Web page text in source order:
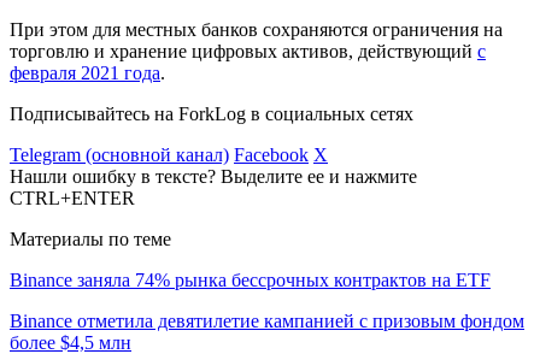
При этом для местных банков сохраняются ограничения на
торговлю и хранение цифровых активов, действующий с
февраля 2021 года.
Подписывайтесь на ForkLog в социальных сетях
Telegram (основной канал) Facebook X
Нашли ошибку в тексте? Выделите ее и нажмите
CTRL+ENTER
Материалы по теме
Binance заняла 74% рынка бессрочных контрактов на ETF
Binance отметила девятилетие кампанией с призовым фондом
более $4,5 млн